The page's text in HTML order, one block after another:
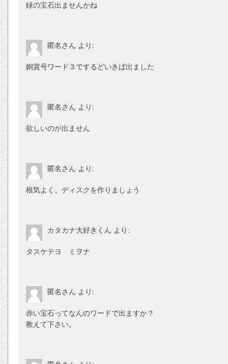
緑の宝石出ませんかね
匿名さん より:
銅賞号ワード３でするどいきば出ました
匿名さん より:
欲しいのが出ません
匿名さん より:
根気よく、ディスクを作りましょう
カタカナ大好きくん より:
タスケテヨ ミヲナ
匿名さん より:
赤い宝石ってなんのワードで出ますか？
教えて下さい。